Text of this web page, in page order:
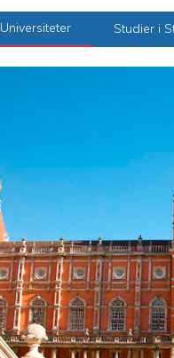
Universiteter Studier i